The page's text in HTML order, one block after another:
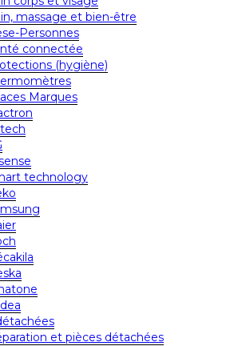
massage et bien-être
Personnes
connectée
(hygiène)
Marques
technology
et pièces détachées